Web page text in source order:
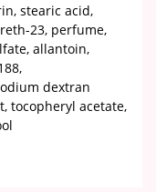
stearic acid,
23, perfume,
allantoin,
dextran
tocopheryl acetate,